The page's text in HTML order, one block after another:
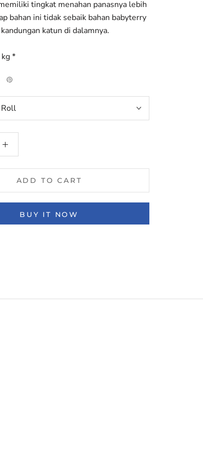
tingkat menahan panasnya lebih
bahan ini tidak sebaik bahan babyterry
katun di dalamnya.
*
ADD TO CART
BUY IT NOW